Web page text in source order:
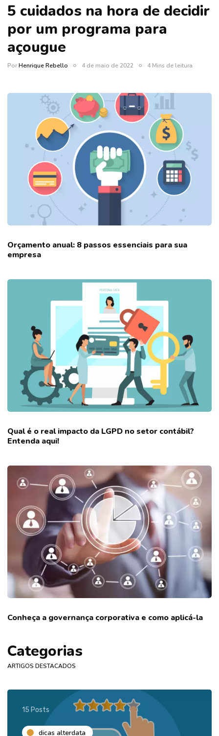
5 cuidados na hora de decidir
por um programa para
açougue
PorHenrique Rebello 4 de maio de 2022 4 Mins de leitura
Orçamento anual: 8 passos essenciais para sua
empresa
Qual é o real impacto da LGPD no setor contábil?
Entenda aqui!
Conheça a governança corporativa e como aplicá-la
Categorias
ARTIGOS DESTACADOS
15 Posts
dicas alterdata